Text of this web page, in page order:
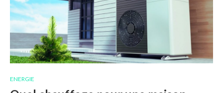
ENERGIE